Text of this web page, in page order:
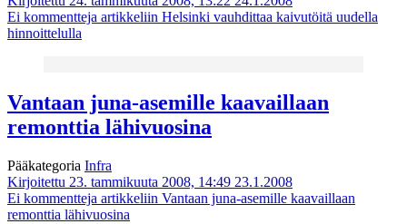
Ei kommentteja artikkeliin Helsinki vauhdittaa kaivutöitä uudella
hinnoittelulla
Vantaan juna-asemille kaavaillaan
remonttia lähivuosina
Pääkategoria Infra
Kirjoitettu 23. tammikuuta 2008, 14:49 23.1.2008
Ei kommentteja artikkeliin Vantaan juna-asemille kaavaillaan
remonttia lähivuosina